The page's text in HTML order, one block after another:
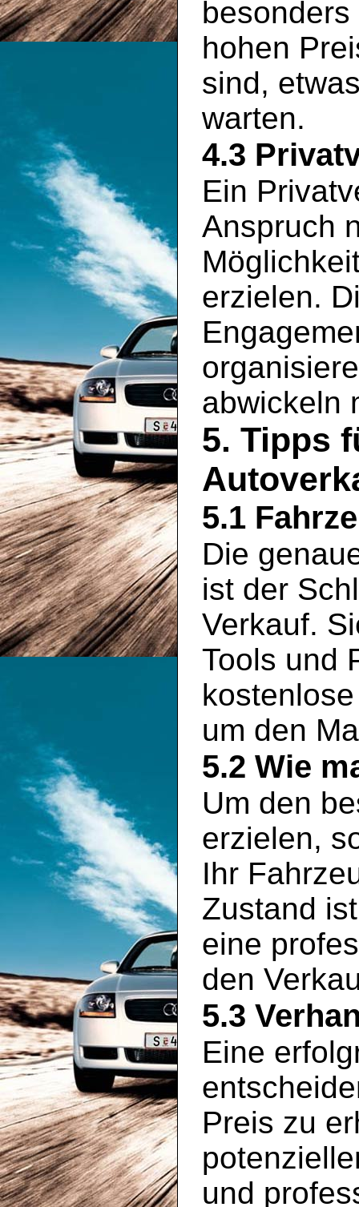
hohen
sind,
warten.
4.3
Ein
Anspruch
erzielen.
abwickeln
5. Tipps
5.1
Die
ist der
Verkauf.
Tools und
um den
5.2 Wie
Um den
erzielen,
Ihr
Zustand
eine
den
5.3
Eine
Preis zu
und